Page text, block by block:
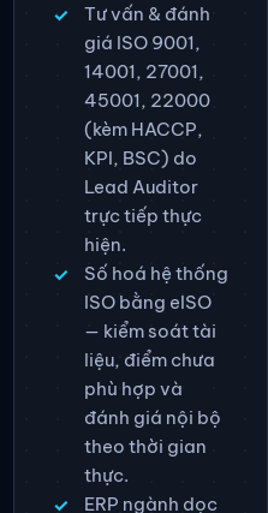
Tư vấn & đánh
giá ISO 9001,
14001, 27001,
45001, 22000
(kèm HACCP,
KPI, BSC) do
Lead Auditor
trực tiếp thực
hiện.
Số hoá hệ thống
ISO bằng eISO
— kiểm soát tài
liệu, điểm chưa
phù hợp và
đánh giá nội bộ
theo thời gian
thực.
ERP ngành dọc